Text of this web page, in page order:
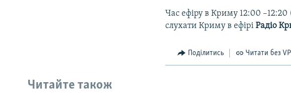
Час ефіру в Криму 12:00
слухати Криму в ефіріРадіо
Поділитись Читати без
Читайте також